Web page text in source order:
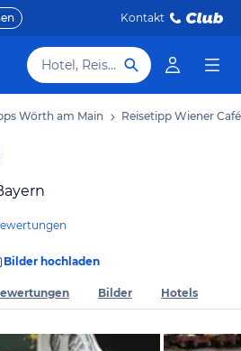
Kontakt
Hotel, Reiseziel
Wörth am Main Reisetipp Wiener Café
Bilder hochladen
Bilder Hotels